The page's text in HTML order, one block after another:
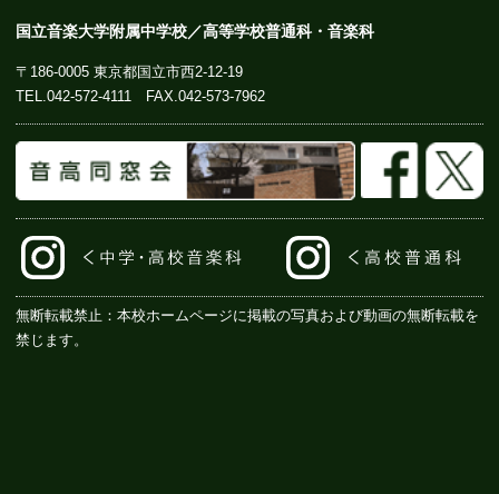
国立音楽大学附属中学校／高等学校普通科・音楽科
〒186-0005 東京都国立市西2-12-19
TEL.042-572-4111 FAX.042-573-7962
無断転載禁止：本校ホームページに掲載の写真および動画の無断転載を
禁じます。